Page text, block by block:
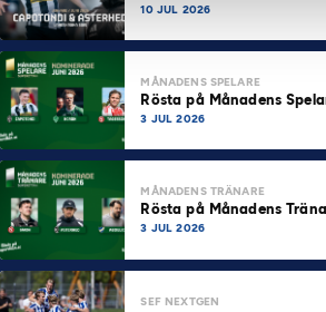
10 JUL 2026
MÅNADENS SPELARE
Rösta på Månadens
3 JUL 2026
MÅNADENS TRÄNARE
Rösta på Månadens
3 JUL 2026
SEF NEXTGEN